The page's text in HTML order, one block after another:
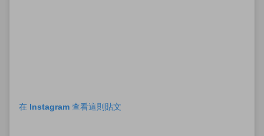
在 Instagram 查看這則貼文